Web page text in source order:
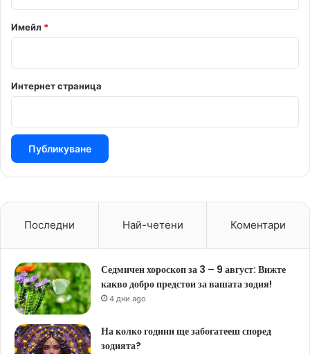
*
Имейл *
Интернет страница
Последни Най-четени Коментари
Седмичен хороскоп за 3 – 9 август: Вижте
какво добро предстои за вашата зодия!
4 дни ago
На колко години ще забогатееш според
зодията?